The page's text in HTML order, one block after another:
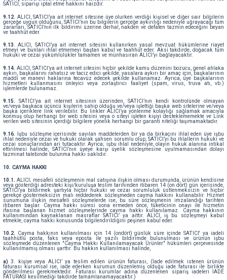
SATICI, siparişi iptal etme hakkını haizdir.
9.12. ALICI, SATICI’ya ait internet sitesine üye olurken verdiği kişisel ve diğer sair bilgilerin
gerçeğe uygun olduğunu, SATICI’nın bu bilgilerin gerçeğe aykırılığı nedeniyle uğrayacağı tüm
zararları, SATICI’nın ilk bildirimi üzerine derhal, nakden ve defaten tazmin edeceğini beyan
ve taahhüt eder.
9.13. ALICI, SATICI’ya ait internet sitesini kullanırken yasal mevzuat hükümlerine riayet
etmeyi ve bunları ihlal etmemeyi baştan kabul ve taahhüt eder. Aksi takdirde, doğacak tüm
hukuki ve cezai yükümlülükler tamamen ve münhasıran ALICI’yı bağlayacaktır.
9.14. ALICI, SATICI’ya ait internet sitesini hiçbir şekilde kamu düzenini bozucu, genel ahlaka
aykırı, başkalarını rahatsız ve taciz edici şekilde, yasalara aykırı bir amaç için, başkalarının
maddi ve manevi haklarına tecavüz edecek şekilde kullanamaz. Ayrıca, üye başkalarının
hizmetleri kullanmasını önleyici veya zorlaştırıcı faaliyet (spam, virus, truva atı, vb.)
işlemlerde bulunamaz.
9.15. SATICI’ya ait internet sitesinin üzerinden, SATICI’nın kendi kontrolünde olmayan
ve/veya başkaca üçüncü kişilerin sahip olduğu ve/veya işlettiği başka web sitelerine ve/veya
başka içeriklere link verilebilir. Bu linkler ALICI’ya yönlenme kolaylığı sağlamak amacıyla
konmuş olup herhangi bir web sitesini veya o siteyi işleten kişiyi desteklememekte ve Link
verilen web sitesinin içerdiği bilgilere yönelik herhangi bir garanti niteliği taşımamaktadır.
9.16. İşbu sözleşme içerisinde sayılan maddelerden bir ya da birkaçını ihlal eden üye işbu
ihlal nedeniyle cezai ve hukuki olarak şahsen sorumlu olup, SATICI’yı bu ihlallerin hukuki ve
cezai sonuçlarından ari tutacaktır. Ayrıca; işbu ihlal nedeniyle, olayın hukuk alanına intikal
ettirilmesi halinde, SATICI’nın üyeye karşı üyelik sözleşmesine uyulmamasından dolayı
tazminat talebinde bulunma hakkı saklıdır.
10. CAYMA HAKKI
10.1. ALICI; mesafeli sözleşmenin mal satışına ilişkin olması durumunda, ürünün kendisine
veya gösterdiği adresteki kişi/kuruluşa teslim tarihinden itibaren 14 (on dört) gün içerisinde,
SATICI’ya bildirmek şartıyla hiçbir hukuki ve cezai sorumluluk üstlenmeksizin ve hiçbir
gerekçe göstermeksizin malı reddederek sözleşmeden cayma hakkını kullanabilir. Hizmet
sunumuna ilişkin mesafeli sözleşmelerde ise, bu süre sözleşmenin imzalandığı tarihten
itibaren başlar. Cayma hakkı süresi sona ermeden önce, tüketicinin onayı ile hizmetin
ifasına başlanan hizmet sözleşmelerinde cayma hakkı kullanılamaz. Cayma hakkının
kullanımından kaynaklanan masraflar SATICI’ ya aittir. ALICI, iş bu sözleşmeyi kabul
etmekle, cayma hakkı konusunda bilgilendirildiğini peşinen kabul eder.
10.2. Cayma hakkının kullanılması için 14 (ondört) günlük süre içinde SATICI' ya iadeli
taahhütlü posta, faks veya eposta ile yazılı bildirimde bulunulması ve ürünün işbu
sözleşmede düzenlenen "Cayma Hakkı Kullanılamayacak Ürünler" hükümleri çerçevesinde
kullanılmamış olması şarttır. Bu hakkın kullanılması halinde,
a) 3. kişiye veya ALICI’ ya teslim edilen ürünün faturası, (İade edilmek istenen ürünün
faturası kurumsal ise, iade ederken kurumun düzenlemiş olduğu iade faturası ile birlikte
gönderilmesi gerekmektedir. Faturası kurumlar adına düzenlenen sipariş iadeleri İADE
FATURASI kesilmediği takdirde tamamlanamayacaktır.)